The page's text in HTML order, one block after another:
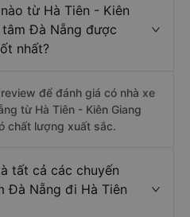
từ Hà Tiên - Kiên
Đà Nẵng được
nhất?
để đánh giá có nhà xe
từ Hà Tiên - Kiên Giang
chất lượng xuất sắc.
tất cả các chuyến
Đà Nẵng đi Hà Tiên